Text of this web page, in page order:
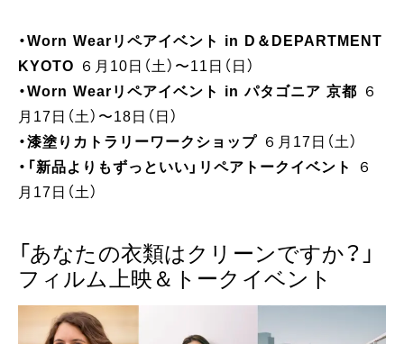
・Worn Wearリペアイベント in D＆DEPARTMENT
KYOTO ６月10日（土）〜11日（日）
・Worn Wearリペアイベント in パタゴニア 京都 ６
月17日（土）〜18日（日）
・漆塗りカトラリーワークショップ ６月17日（土）
・「新品よりもずっといい」リペアトークイベント
６
月17日（土）
「あなたの衣類はクリーンですか？」
フィルム上映＆トークイベント